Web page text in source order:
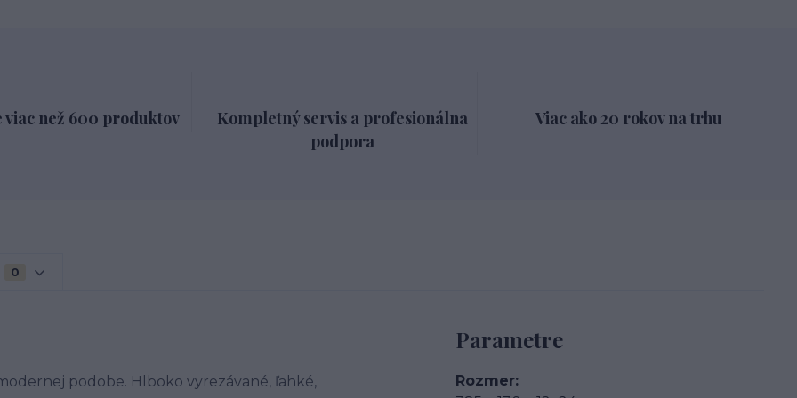
viac než 600 produktov
Kompletný servis a profesionálna
podpora
Viac ako 20 rokov na trhu
0
podobe. Hlboko vyrezávané, ľahké,
Parametre
Rozmer